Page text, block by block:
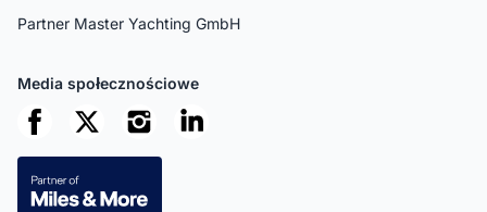
Partner Master Yachting GmbH
Media społecznościowe